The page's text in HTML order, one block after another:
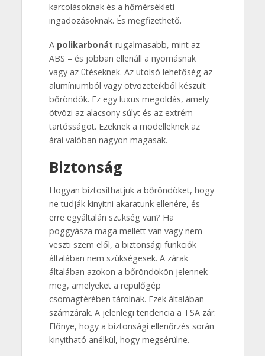
karcolásoknak és a hőmérsékleti
ingadozásoknak. És megfizethető.
A polikarbonát rugalmasabb, mint az
ABS – és jobban ellenáll a nyomásnak
vagy az ütéseknek. Az utolsó lehetőség az
alumíniumból vagy ötvözeteikből készült
bőröndök. Ez egy luxus megoldás, amely
ötvözi az alacsony súlyt és az extrém
tartósságot. Ezeknek a modelleknek az
árai valóban nagyon magasak.
Biztonság
Hogyan biztosíthatjuk a bőröndöket, hogy
ne tudják kinyitni akaratunk ellenére, és
erre egyáltalán szükség van? Ha
poggyásza maga mellett van vagy nem
veszti szem elől, a biztonsági funkciók
általában nem szükségesek. A zárak
általában azokon a bőröndökön jelennek
meg, amelyeket a repülőgép
csomagtérében tárolnak. Ezek általában
számzárak. A jelenlegi tendencia a TSA zár.
Előnye, hogy a biztonsági ellenőrzés során
kinyitható anélkül, hogy megsérülne.